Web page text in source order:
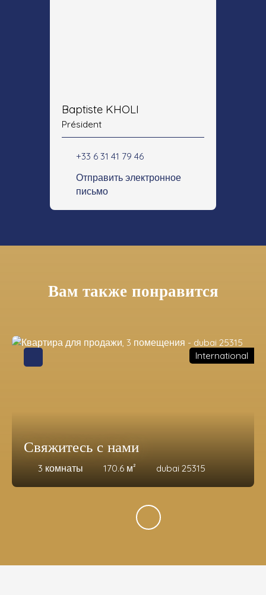
Baptiste KHOLI
Président
+33 6 31 41 79 46
Отправить электронное
письмо
Вам также понравится
Свяжитесь с нами
3 комнаты 170.6 м² dubai 25315
International